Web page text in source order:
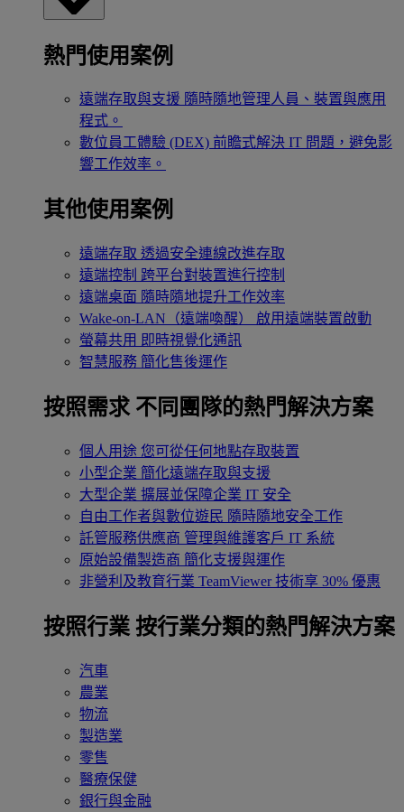
熱門使用案例
遠端存取與支援 隨時隨地管理人員、裝置與應用
程式。
數位員工體驗 (DEX) 前瞻式解決 IT 問題，避免影
響工作效率。
其他使用案例
遠端存取 透過安全連線改進存取
遠端控制 跨平台對裝置進行控制
遠端桌面 隨時隨地提升工作效率
Wake-on-LAN（遠端喚醒）
啟用遠端裝置啟動
螢幕共用 即時視覺化通訊
智慧服務 簡化售後運作
按照需求 不同團隊的熱門解決方案
個人用途 您可從任何地點存取裝置
小型企業 簡化遠端存取與支援
大型企業 擴展並保障企業 IT 安全
自由工作者與數位遊民 隨時隨地安全工作
託管服務供應商 管理與維護客戶 IT 系統
原始設備製造商 簡化支援與運作
非營利及教育行業 TeamViewer 技術享 30% 優惠
按照行業 按行業分類的熱門解決方案
汽車
農業
物流
製造業
零售
醫療保健
銀行與金融